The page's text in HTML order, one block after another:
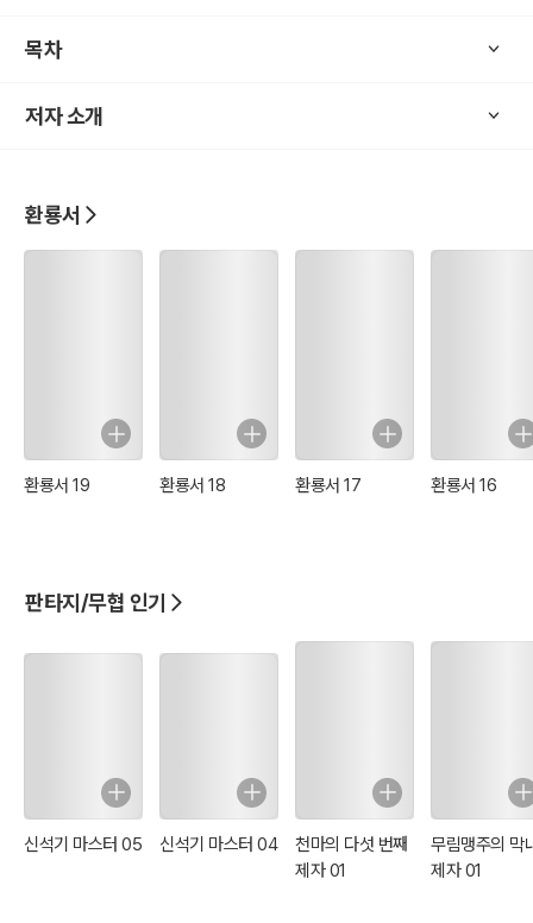
목차
저자 소개
환룡서
환룡서 19 환룡서 18 환룡서 17 환룡서 16
판타지/무협 인기
신석기 마스터 05 신석기 마스터 04
천마의 다섯 번째
제자 01
무림맹주의 막
제자 01